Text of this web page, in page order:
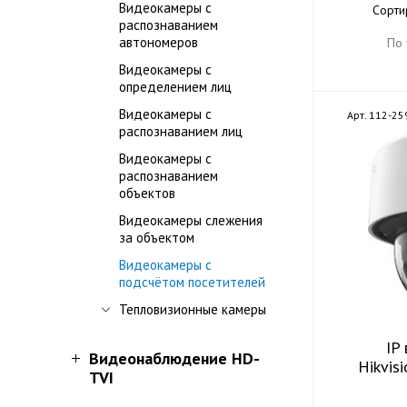
Видеокамеры с
распознаванием
автономеров
Видеокамеры с
определением лиц
Видеокамеры с
распознаванием лиц
Видеокамеры с
распознаванием
объектов
Видеокамеры слежения
за объектом
Видеокамеры с
подсчётом посетителей
Тепловизионные камеры
Видеонаблюдение HD-
TVI
По
Арт. 112-
IP